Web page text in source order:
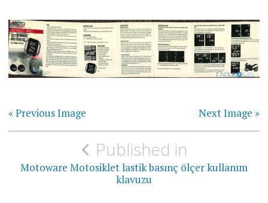
« Previous Image Next Image »
Yazı
gezinmesiPublished in
Motoware Motosiklet lastik basınç ölçer kullanım
klavuzu